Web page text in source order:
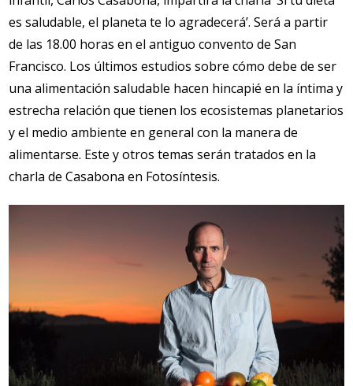
es saludable, el planeta te lo agradecerá’. Será a partir
de las 18.00 horas en el antiguo convento de San
Francisco. Los últimos estudios sobre cómo debe de ser
una alimentación saludable hacen hincapié en la íntima y
estrecha relación que tienen los ecosistemas planetarios
y el medio ambiente en general con la manera de
alimentarse. Este y otros temas serán tratados en la
charla de Casabona en Fotosíntesis.